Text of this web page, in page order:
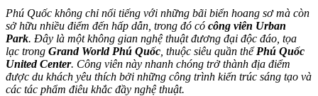
Phú Quốc không chỉ nổi tiếng với những bãi biển hoang sơ mà còn
sở hữu nhiều điểm đến hấp dẫn, trong đó có công viên Urban
Park. Đây là một không gian nghệ thuật đương đại độc đáo, tọa
lạc trong Grand World Phú Quốc , thuộc siêu quần thể Phú Quốc
United Center. Công viên này nhanh chóng trở thành địa điểm
được du khách yêu thích bởi những công trình kiến trúc sáng tạo và
các tác phẩm điêu khắc đầy nghệ thuật.